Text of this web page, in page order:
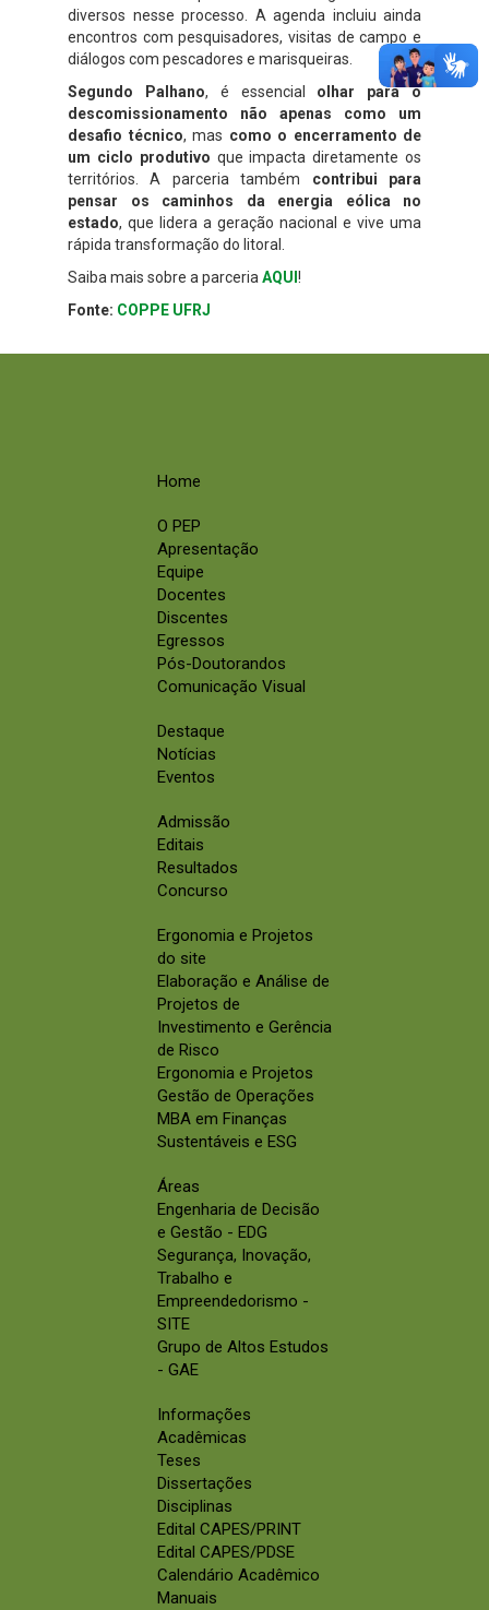
diversos nesse processo. A agenda incluiu ainda
encontros com pesquisadores, visitas de campo e
diálogos com pescadores e marisqueiras.
Segundo Palhano, é essencial olhar para o
descomissionamento não apenas como um
desafio técnico, mas como o encerramento de
um ciclo produtivo que impacta diretamente os
territórios. A parceria também contribui para
pensar os caminhos da energia eólica no
estado, que lidera a geração nacional e vive uma
rápida transformação do litoral.
Saiba mais sobre a parceriaAQUI !
Fonte: COPPE UFRJ
Home
O PEP
Apresentação
Equipe
Docentes
Discentes
Egressos
Pós-Doutorandos
Comunicação Visual
Destaque
Notícias
Eventos
Admissão
Editais
Resultados
Concurso
Ergonomia e Projetos
do site
Elaboração e Análise de
Projetos de
Investimento e Gerência
de Risco
Ergonomia e Projetos
Gestão de Operações
MBA em Finanças
Sustentáveis e ESG
Áreas
Engenharia de Decisão
e Gestão - EDG
Segurança, Inovação,
Trabalho e
Empreendedorismo -
SITE
Grupo de Altos Estudos
- GAE
Informações
Acadêmicas
Teses
Dissertações
Disciplinas
Edital CAPES/PRINT
Edital CAPES/PDSE
Calendário Acadêmico
Manuais